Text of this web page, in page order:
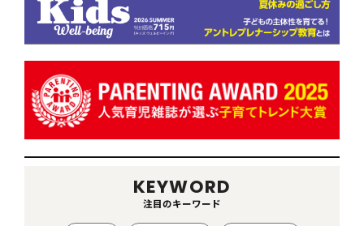
KEYWORD
注目のキーワード